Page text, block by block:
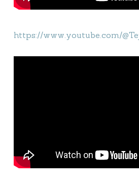
https://www.youtube.com/